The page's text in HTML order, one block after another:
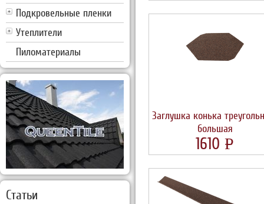
Подкровельные пленки
Утеплители
Пиломатериалы
Статьи
Заглушка конька
большая
1610 PУБ.